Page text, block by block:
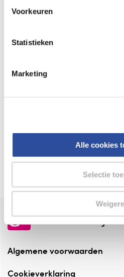
gegevensverwerking staat in de
Voorkeuren
Statistieken
Marketing
Alle cookies
Selectie
Online aanbieder
webshop mag verkopen.
⁠Verantwoorde zorg, ⁠ook
Altijd onze folder bij
Check onze folders ⁠bij
de vriendelijke
Algemene voorwaarden
Cookieverklaring